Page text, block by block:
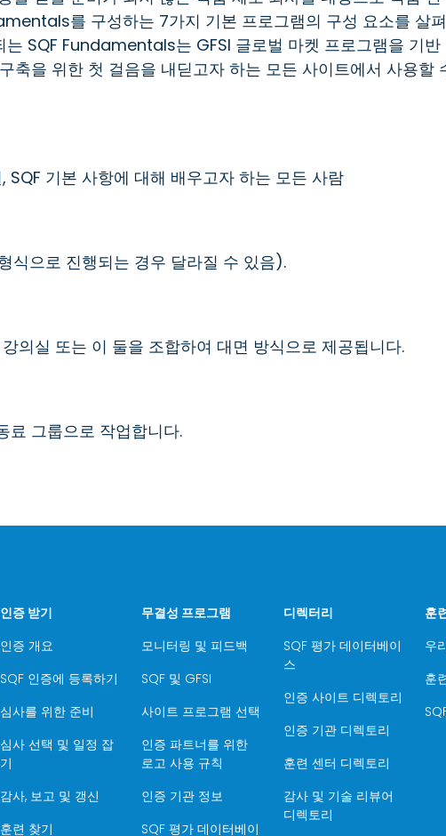
를 구성하는 7가지 기본 프로그램의 구성 요소를 살펴
는 SQF Fundamentals는 GFSI 글로벌 마켓 프로그램을 기반
축을 위한 첫 걸음을 내딛고자 하는 모든 사이트에서 사용할
기본 사항에 대해 배우고자 하는 모든 사람
식으로 진행되는 경우 달라질 수 있음).
의실 또는 이 둘을 조합하여 대면 방식으로 제공됩니다.
료 그룹으로 작업합니다.
인증 받기
인증 개요
SQF 인증에 등록하기
심사를 위한 준비
심사 선택 및 일정 잡
기
감사, 보고 및 갱신
훈련 찾기
무결성 프로그램
모니터링 및 피드백
SQF 및 GFSI
사이트 프로그램 선택
인증 파트너를 위한
로고 사용 규칙
인증 기관 정보
SQF 평가 데이터베이
디렉터리
SQF 평가 데이터베이
스
인증 사이트 디렉토리
인증 기관 디렉토리
훈련 센터 디렉토리
감사 및 기술 리뷰어
디렉토리
훈
우
훈